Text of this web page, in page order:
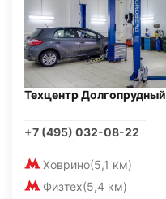
Техцентр Долгопрудный
+7 (495) 032-08-22
Ховрино(5,1 км)
Физтех(5,4 км)